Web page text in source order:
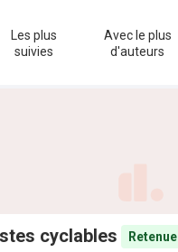
Les plus
suivies
Avec le plus
d'auteurs
cyclables Retenue